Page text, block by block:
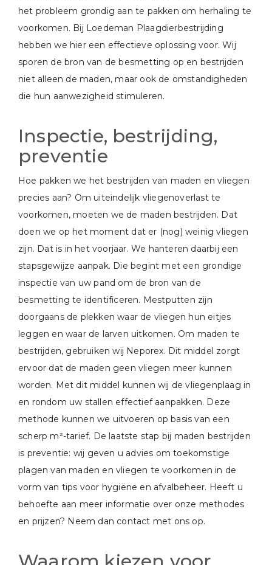
het probleem grondig aan te pakken om herhaling te
voorkomen. Bij Loedeman Plaagdierbestrijding
hebben we hier een effectieve oplossing voor. Wij
sporen de bron van de besmetting op en bestrijden
niet alleen de maden, maar ook de omstandigheden
die hun aanwezigheid stimuleren.
Inspectie, bestrijding,
preventie
Hoe pakken we het bestrijden van maden en vliegen
precies aan? Om uiteindelijk vliegenoverlast te
voorkomen, moeten we de maden bestrijden. Dat
doen we op het moment dat er (nog) weinig vliegen
zijn. Dat is in het voorjaar. We hanteren daarbij een
stapsgewijze aanpak. Die begint met een grondige
inspectie van uw pand om de bron van de
besmetting te identificeren. Mestputten zijn
doorgaans de plekken waar de vliegen hun eitjes
leggen en waar de larven uitkomen. Om maden te
bestrijden, gebruiken wij Neporex. Dit middel zorgt
ervoor dat de maden geen vliegen meer kunnen
worden. Met dit middel kunnen wij de vliegenplaag in
en rondom uw stallen effectief aanpakken. Deze
methode kunnen we uitvoeren op basis van een
scherp m²-tarief. De laatste stap bij maden bestrijden
is preventie: wij geven u advies om toekomstige
plagen van maden en vliegen te voorkomen in de
vorm van tips voor hygiëne en afvalbeheer. Heeft u
behoefte aan meer informatie over onze methodes
en prijzen? Neem dan contact met ons op.